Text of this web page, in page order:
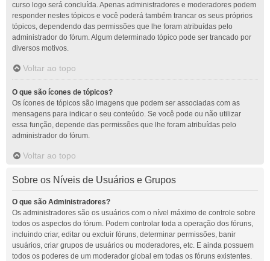
curso logo será concluída. Apenas administradores e moderadores podem
responder nestes tópicos e você poderá também trancar os seus próprios
tópicos, dependendo das permissões que lhe foram atribuídas pelo
administrador do fórum. Algum determinado tópico pode ser trancado por
diversos motivos.
Voltar ao topo
O que são ícones de tópicos?
Os ícones de tópicos são imagens que podem ser associadas com as
mensagens para indicar o seu conteúdo. Se você pode ou não utilizar
essa função, depende das permissões que lhe foram atribuídas pelo
administrador do fórum.
Voltar ao topo
Sobre os Níveis de Usuários e Grupos
O que são Administradores?
Os administradores são os usuários com o nível máximo de controle sobre
todos os aspectos do fórum. Podem controlar toda a operação dos fóruns,
incluindo criar, editar ou excluir fóruns, determinar permissões, banir
usuários, criar grupos de usuários ou moderadores, etc. E ainda possuem
todos os poderes de um moderador global em todas os fóruns existentes.